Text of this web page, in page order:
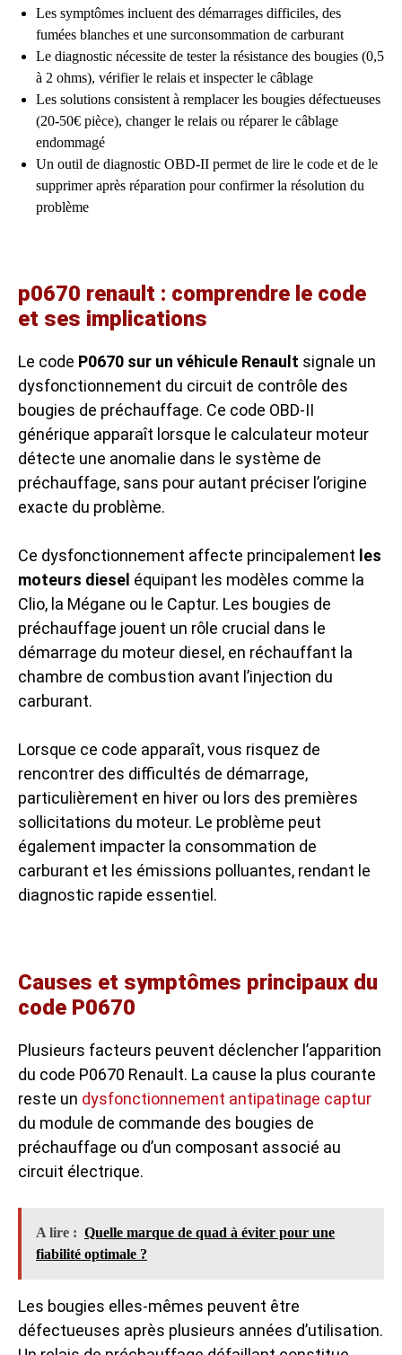
Les symptômes incluent des démarrages difficiles, des
fumées blanches et une surconsommation de carburant
Le diagnostic nécessite de tester la résistance des bougies (0,5
à 2 ohms), vérifier le relais et inspecter le câblage
Les solutions consistent à remplacer les bougies défectueuses
(20-50€ pièce), changer le relais ou réparer le câblage
endommagé
Un outil de diagnostic OBD-II permet de lire le code et de le
supprimer après réparation pour confirmer la résolution du
problème
p0670 renault : comprendre le code
et ses implications
Le code P0670 sur un véhicule Renault signale un
dysfonctionnement du circuit de contrôle des
bougies de préchauffage. Ce code OBD-II
générique apparaît lorsque le calculateur moteur
détecte une anomalie dans le système de
préchauffage, sans pour autant préciser l’origine
exacte du problème.
Ce dysfonctionnement affecte principalement les
moteurs diesel équipant les modèles comme la
Clio, la Mégane ou le Captur. Les bougies de
préchauffage jouent un rôle crucial dans le
démarrage du moteur diesel, en réchauffant la
chambre de combustion avant l’injection du
carburant.
Lorsque ce code apparaît, vous risquez de
rencontrer des difficultés de démarrage,
particulièrement en hiver ou lors des premières
sollicitations du moteur. Le problème peut
également impacter la consommation de
carburant et les émissions polluantes, rendant le
diagnostic rapide essentiel.
Causes et symptômes principaux du
code P0670
Plusieurs facteurs peuvent déclencher l’apparition
du code P0670 Renault. La cause la plus courante
reste un dysfonctionnement antipatinage captur
du module de commande des bougies de
préchauffage ou d’un composant associé au
circuit électrique.
A lire : Quelle marque de quad à éviter pour une
fiabilité optimale ?
Les bougies elles-mêmes peuvent être
défectueuses après plusieurs années d’utilisation.